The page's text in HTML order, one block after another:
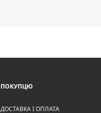
ПОКУПЦЮ
ДОСТАВКА І ОПЛАТА